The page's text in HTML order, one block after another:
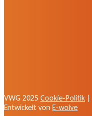
VWG 2025 Cookie-Politik |
Entwickelt von E-wolve